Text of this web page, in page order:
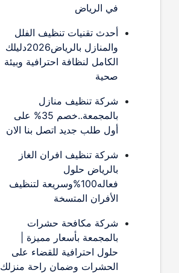
في الرياض
أحدث تقنيات تنظيف الفلل
والمنازل بالرياض2026دليلك
الكامل لنظافة احترافية وبيئة
صحية
شركة تنظيف منازل
بالمجمعة..خصم 35% على
أول طلب جديد اتصل بنا الان
شركة تنظيف افران الغاز
بالرياض حلول
فعاله100%وسريعة لتنظيف
الأفران المتسخة
شركة مكافحة حشرات
بالمجمعة بأسعار مميزة |
حلول احترافية للقضاء على
الحشرات وضمان راحة منزلك